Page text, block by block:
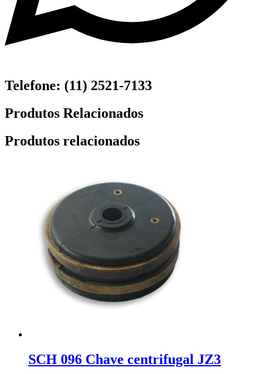
Telefone: (11) 2521-7133
Produtos Relacionados
Produtos relacionados
SCH 096 Chave centrifugal JZ3